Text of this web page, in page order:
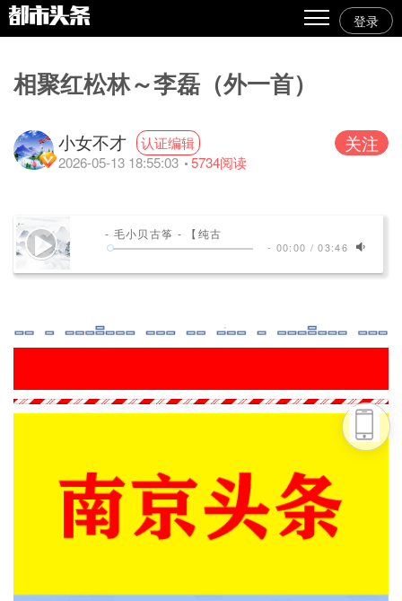
登录
原创
精华
图文
专栏
专题
传播榜
文集
相聚红松林～李磊（外一首）
小女不才
认证编辑
2026-05-13 18:55:03
5734阅读
关注
- 毛小贝古筝 - 【纯古
- 00:00 /03:46